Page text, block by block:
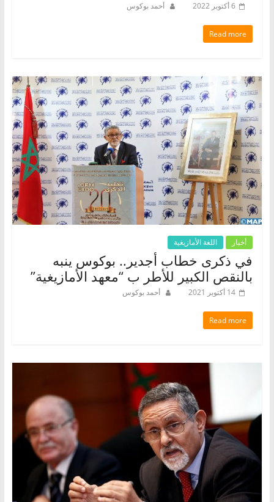
6 أكتوبر 2022 أحمد بوكوس
Read more
أخبار اللغة الأمازيغية
في ذكرى خطاب أجدير.. بوكوس ينبه
بالنقص الكبير للأطر ب “معهد الأمازيغية”
14 أكتوبر 2021 أحمد بوكوس
Read more